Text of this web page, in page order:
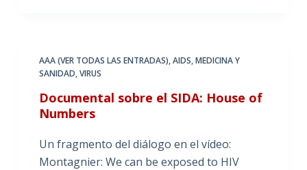
AAA (VER TODAS LAS ENTRADAS),AIDS,MEDICINA Y
SANIDAD,VIRUS
Documental sobre el SIDA: House of
Numbers
Un fragmento del diálogo en el vídeo:
Montagnier: We can be exposed to HIV